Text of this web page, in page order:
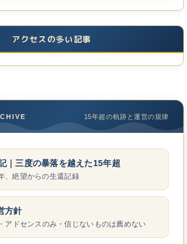
アクセスの多い記事
15年超の軌跡と運営の規律
｜三度の暴落を越えた15年超
、絶望からの生還記録
方針
アドセンスのみ・信じないものは薦めない